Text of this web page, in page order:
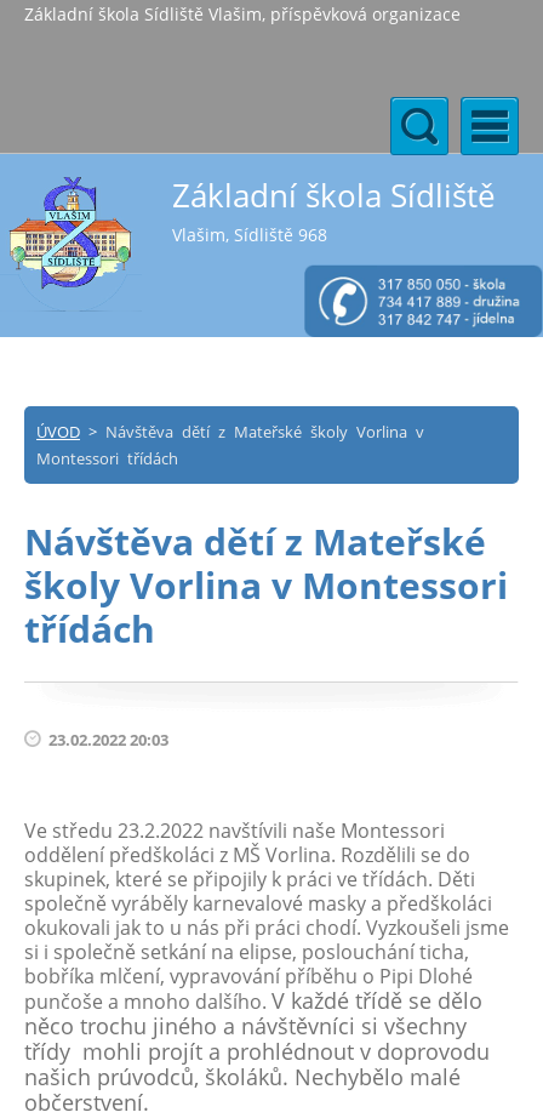
Základní škola Sídliště Vlašim, příspěvková organizace
Základní škola Sídliště
Vlašim, Sídliště 968
ÚVOD > Návštěva dětí z Mateřské školy Vorlina v
Montessori třídách
Návštěva dětí z Mateřské
školy Vorlina v Montessori
třídách
23.02.2022 20:03
Ve středu 23.2.2022 navštívili naše Montessori
oddělení předškoláci z MŠ Vorlina. Rozdělili se do
skupinek, které se připojily k práci ve třídách. Děti
společně vyráběly karnevalové masky a předškoláci
okukovali jak to u nás při práci chodí. Vyzkoušeli jsme
si i společně setkání na elipse, poslouchání ticha,
bobříka mlčení, vypravování příběhu o Pipi Dlohé
punčoše a mnoho dalšího. V každé třídě se dělo
něco trochu jiného a návštěvníci si všechny
třídy mohli projít a prohlédnout v doprovodu
našich prúvodců, školáků. Nechybělo malé
občerstvení.